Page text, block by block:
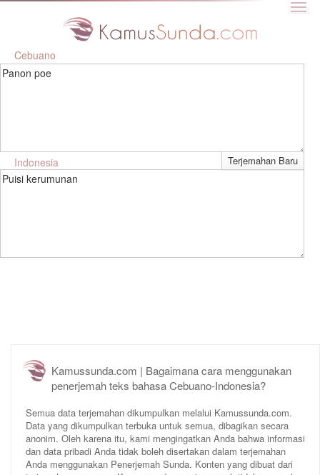
Cebuano
Panon poe
Indonesia
Puisi kerumunan
Kamussunda.com | Bagaimana cara menggunakan
penerjemah teks bahasa Cebuano-Indonesia?
Semua data terjemahan dikumpulkan melalui Kamussunda.com.
Data yang dikumpulkan terbuka untuk semua, dibagikan secara
anonim. Oleh karena itu, kami mengingatkan Anda bahwa informasi
dan data pribadi Anda tidak boleh disertakan dalam terjemahan
Anda menggunakan Penerjemah Sunda. Konten yang dibuat dari